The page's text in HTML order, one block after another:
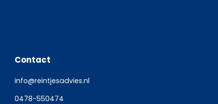
Contact
info@reintjesadvies.nl
0478-550474